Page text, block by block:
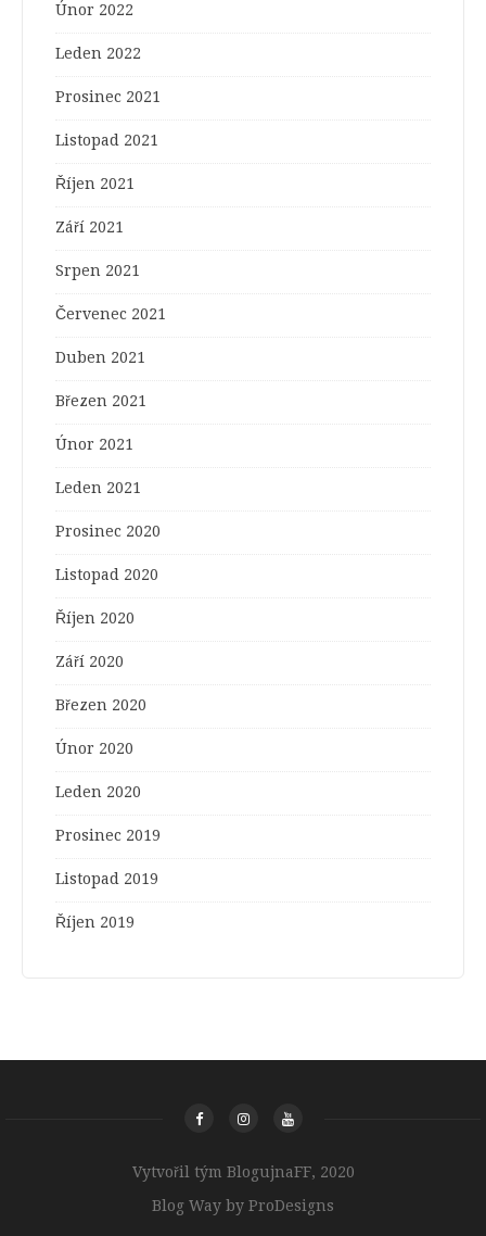
Únor 2022
Leden 2022
Prosinec 2021
Listopad 2021
Říjen 2021
Září 2021
Srpen 2021
Červenec 2021
Duben 2021
Březen 2021
Únor 2021
Leden 2021
Prosinec 2020
Listopad 2020
Říjen 2020
Září 2020
Březen 2020
Únor 2020
Leden 2020
Prosinec 2019
Listopad 2019
Říjen 2019
Vytvořil tým BlogujnaFF, 2020
Blog Way by ProDesigns